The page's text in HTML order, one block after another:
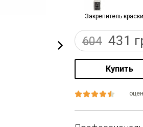
Закрепитель
604 431
Купить